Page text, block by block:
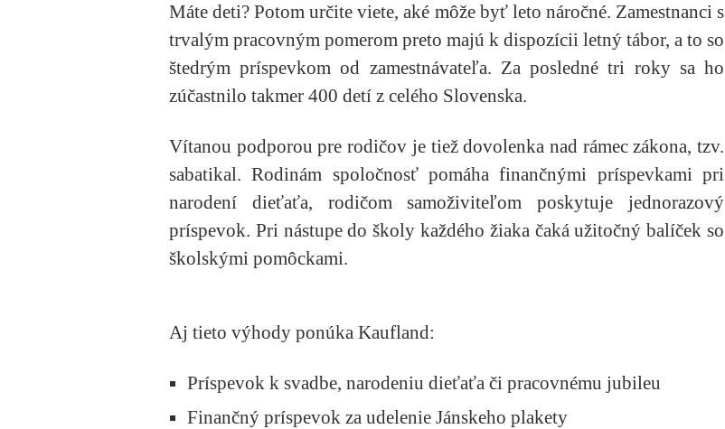
Máte deti? Potom určite viete, aké môže byť leto náročné. Zamestnanci s
trvalým pracovným pomerom preto majú k dispozícii letný tábor, a to so
štedrým príspevkom od zamestnávateľa. Za posledné tri roky sa ho
zúčastnilo takmer 400 detí z celého Slovenska.
Vítanou podporou pre rodičov je tiež dovolenka nad rámec zákona, tzv.
sabatikal. Rodinám spoločnosť pomáha finančnými príspevkami pri
narodení dieťaťa, rodičom samoživiteľom poskytuje jednorazový
príspevok. Pri nástupe do školy každého žiaka čaká užitočný balíček so
školskými pomôckami.
Aj tieto výhody ponúka Kaufland:
Príspevok k svadbe, narodeniu dieťaťa či pracovnému jubileu
Finančný príspevok za udelenie Jánskeho plakety